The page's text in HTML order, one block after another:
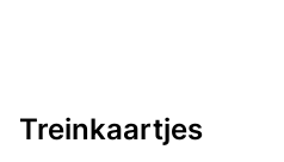
Treinkaartjes